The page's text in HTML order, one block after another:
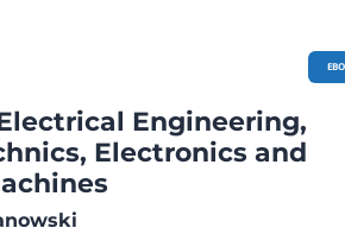
Engineering,
Electronics and